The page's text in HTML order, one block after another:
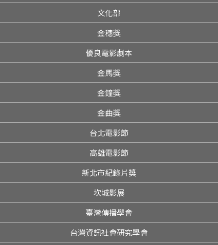
文化部
金穗獎
優良電影劇本
金馬獎
金鐘獎
金曲獎
台北電影節
高雄電影節
新北市紀錄片獎
坎城影展
臺灣傳播學會
台灣資訊社會研究學會